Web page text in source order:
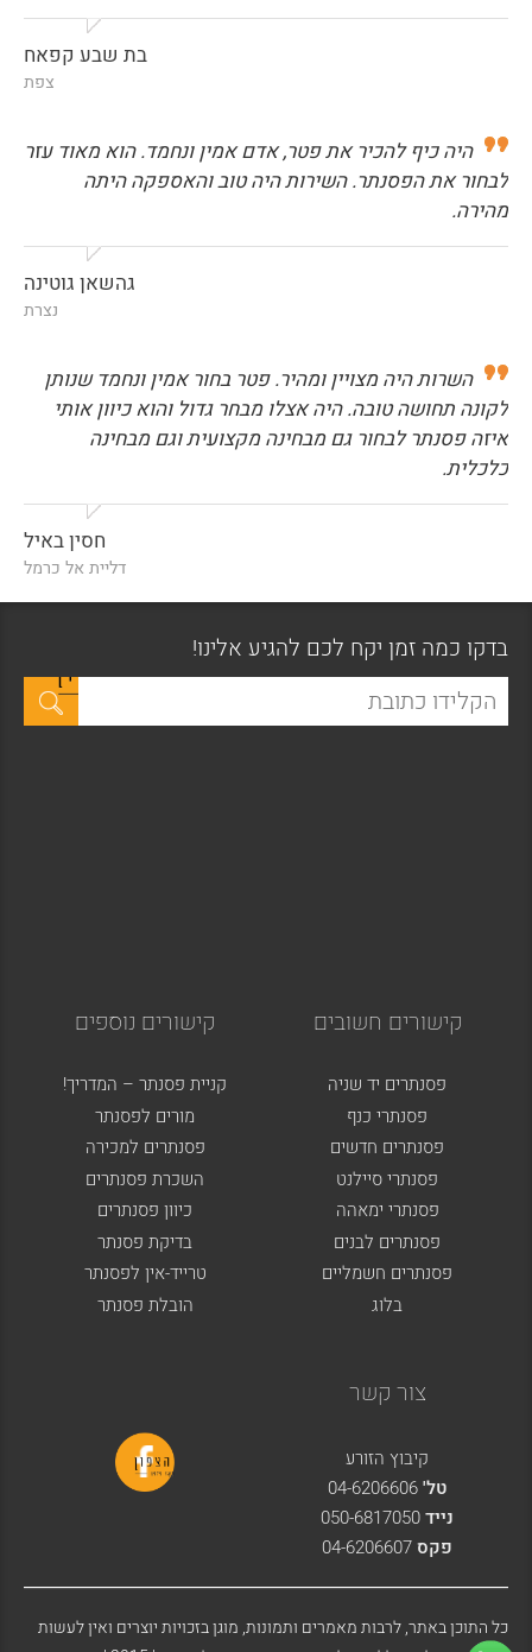
בת שבע קפאח
צפת
היה כיף להכיר את פטר, אדם אמין ונחמד. הוא מאוד עזר
לבחור את הפסנתר. השירות היה טוב והאספקה היתה
מהירה.
גהשאן גוטינה
נצרת
השרות היה מצויין ומהיר. פטר בחור אמין ונחמד שנותן
לקונה תחושה טובה. היה אצלו מבחר גדול והוא כיוון אותי
איזה פסנתר לבחור גם מבחינה מקצועית וגם מבחינה
כלכלית.
חסין באיל
דליית אל כרמל
בדקו כמה זמן יקח לכם להגיע אלינו!
קישורים חשובים
פסנתרים יד שניה
פסנתרי כנף
פסנתרים חדשים
פסנתרי סיילנט
פסנתרי ימאהה
פסנתרים לבנים
פסנתרים חשמליים
בלוג
קישורים נוספים
קניית פסנתר – המדריך!
מורים לפסנתר
פסנתרים למכירה
השכרת פסנתרים
כיוון פסנתרים
בדיקת פסנתר
טרייד-אין לפסנתר
הובלת פסנתר
צור קשר
קיבוץ הזורע
טל'04-6206606
נייד050-6817050
פקס04-6206607
כל התוכן באתר, לרבות מאמרים ותמונות, מוגן בזכויות יוצרים ואין לעשות